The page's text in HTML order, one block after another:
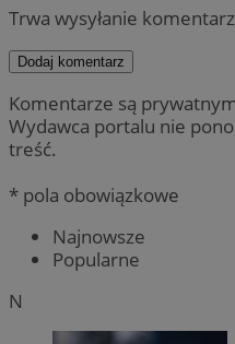
Trwa wysyłanie
Dodaj komentarz
Komentarze są
Wydawca portalu nie
treść.
* pola obowiązkowe
Najnowsze
Popularne
N